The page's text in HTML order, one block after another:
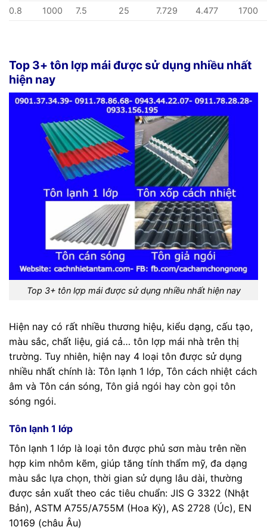
0.8 1000 7.5 25 7.729 4.477 1700
Top 3+ tôn lợp mái được sử dụng nhiều nhất
hiện nay
Top 3+ tôn lợp mái được sử dụng nhiều nhất hiện nay
Hiện nay có rất nhiều thương hiệu, kiểu dạng, cấu tạo,
màu sắc, chất liệu, giá cả… tôn lợp mái nhà trên thị
trường. Tuy nhiên, hiện nay 4 loại tôn được sử dụng
nhiều nhất chính là: Tôn lạnh 1 lớp, Tôn cách nhiệt cách
âm và Tôn cán sóng, Tôn giả ngói hay còn gọi tôn
sóng ngói.
Tôn lạnh 1 lớp
Tôn lạnh 1 lớp là loại tôn được phủ sơn màu trên nền
hợp kim nhôm kẽm, giúp tăng tính thẩm mỹ, đa dạng
màu sắc lựa chọn, thời gian sử dụng lâu dài, thường
được sản xuất theo các tiêu chuẩn: JIS G 3322 (Nhật
Bản), ASTM A755/A755M (Hoa Kỳ), AS 2728 (Úc), EN
10169 (châu Âu)